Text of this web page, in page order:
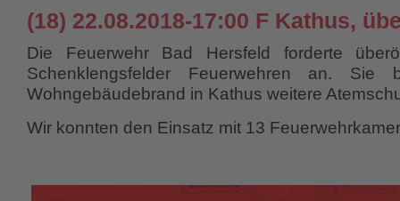
(18) 22.08.2018-17:00 F Kathus,
Die Feuerwehr Bad Hersfeld forderte
Schenklengsfelder Feuerwehren an. Sie
Wohngebäudebrand in Kathus weitere
Wir konnten den Einsatz mit 13